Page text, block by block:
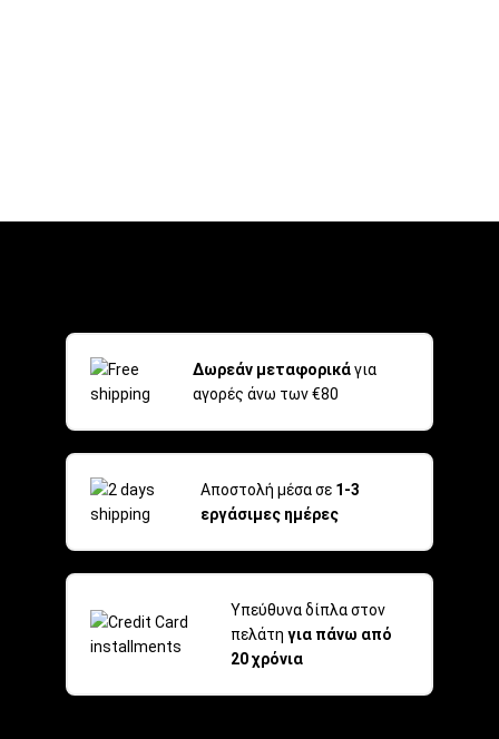
Δωρεάν μεταφορικάγια
αγορές άνω των €80
Αποστολή μέσα σε 1-3
εργάσιμες ημέρες
Υπεύθυνα δίπλα στον
πελάτη για πάνω από
20 χρόνια